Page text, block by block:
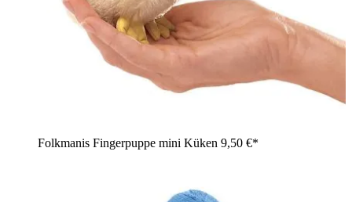
Folkmanis Fingerpuppe mini Küken 9,50 €*